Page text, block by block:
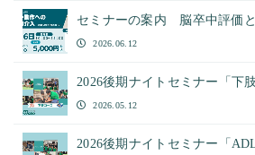
セミナーの案内 脳卒中評価
2026.06.12
2026後期ナイトセミナー「下
2026.05.12
2026後期ナイトセミナー「